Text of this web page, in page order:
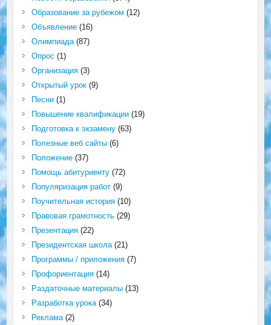
Образование за рубежом (12)
Объявление(16)
Олимпиада(87)
Опрос (1)
Организация(3)
Открытый урок(9)
Песни(1)
Повышение квалификации(19)
Подготовка к экзамену(63)
Полезные веб сайты(6)
Положение(37)
Помощь абитуриенту(72)
Популяризация работ(9)
Поучительная история(10)
Правовая грамотность(29)
Презентация(22)
Президентская школа(21)
Программы / приложения(7)
Профориентация(14)
Раздаточные материалы(13)
Разработка урока(34)
Реклама(2)